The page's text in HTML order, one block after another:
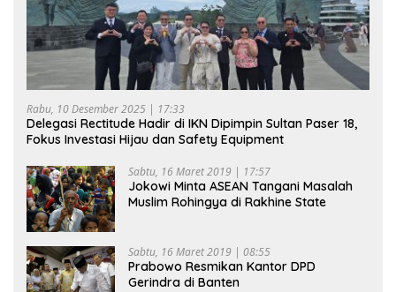
Rabu, 10 Desember 2025 | 17:33
Delegasi Rectitude Hadir di IKN Dipimpin Sultan Paser 18,
Fokus Investasi Hijau dan Safety Equipment
Sabtu, 16 Maret 2019 | 17:57
Jokowi Minta ASEAN Tangani Masalah
Muslim Rohingya di Rakhine State
Sabtu, 16 Maret 2019 | 08:55
Prabowo Resmikan Kantor DPD
Gerindra di Banten